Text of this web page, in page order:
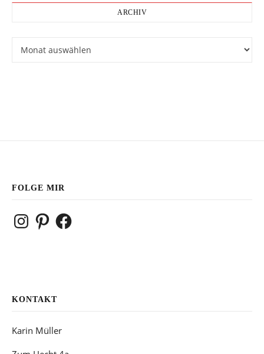
ARCHIV
FOLGE MIR
InstagramPinterestFacebook
KONTAKT
Karin Müller